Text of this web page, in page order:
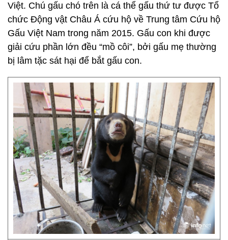
Việt. Chú gấu chó trên là cá thể gấu thứ tư được Tổ
chức Động vật Châu Á cứu hộ về Trung tâm Cứu hộ
Gấu Việt Nam trong năm 2015. Gấu con khi được
giải cứu phần lớn đều “mồ côi”, bởi gấu mẹ thường
bị lâm tặc sát hại để bắt gấu con.